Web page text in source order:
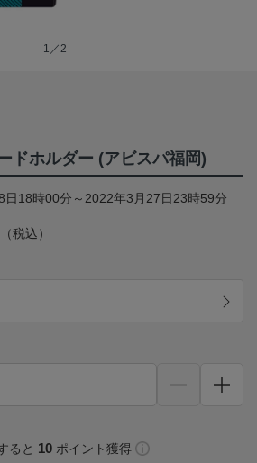
1／2
ドホルダー (アビスパ福岡)
日18時00分～2022年3月27日23時59分
（税込）
ると 10 ポイント獲得